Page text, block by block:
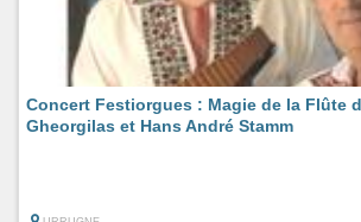
Concert Festiorgues : Magie de la Flûte
Gheorgilas et Hans André Stamm